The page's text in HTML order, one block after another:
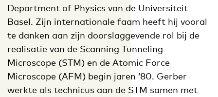
Department of Physics van de Universiteit
Basel. Zijn internationale faam heeft hij vooral
te danken aan zijn doorslaggevende rol bij de
realisatie van de Scanning Tunneling
Microscope (STM) en de Atomic Force
Microscope (AFM) begin jaren ’80. Gerber
werkte als technicus aan de STM samen met